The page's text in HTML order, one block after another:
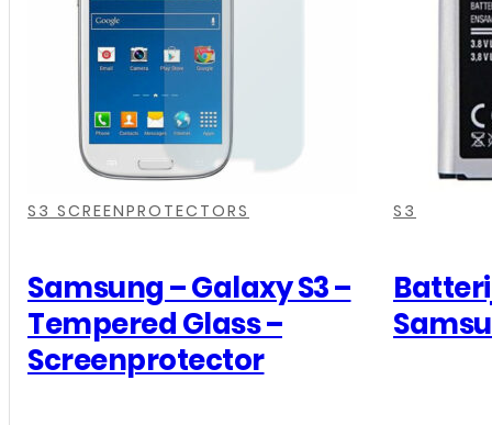
S3 SCREENPROTECTORS
Samsung – Galaxy S3 –
Tempered Glass –
Screenprotector
,,
S3